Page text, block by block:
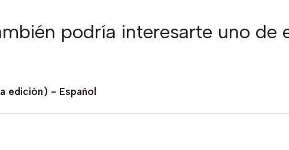
podría interesarte uno de
edición) - Español